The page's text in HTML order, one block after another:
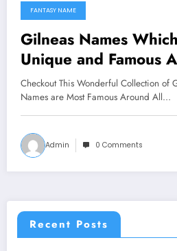
FANTASY NAME
Gilneas Names
Unique and Famous
Worlds
Checkout This Wonderful Collection of
Names are Most Famous Around All…
Admin 0 Comments
Recent Posts